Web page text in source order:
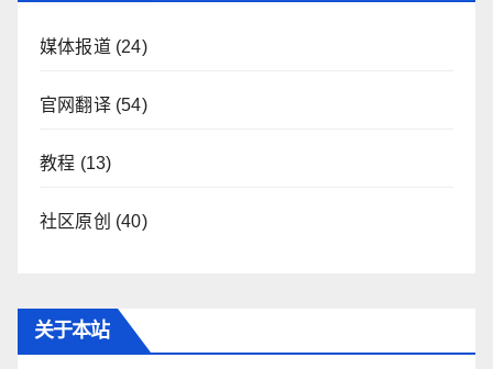
媒体报道(24)
官网翻译(54)
教程 (13)
社区原创 (40)
关于本站